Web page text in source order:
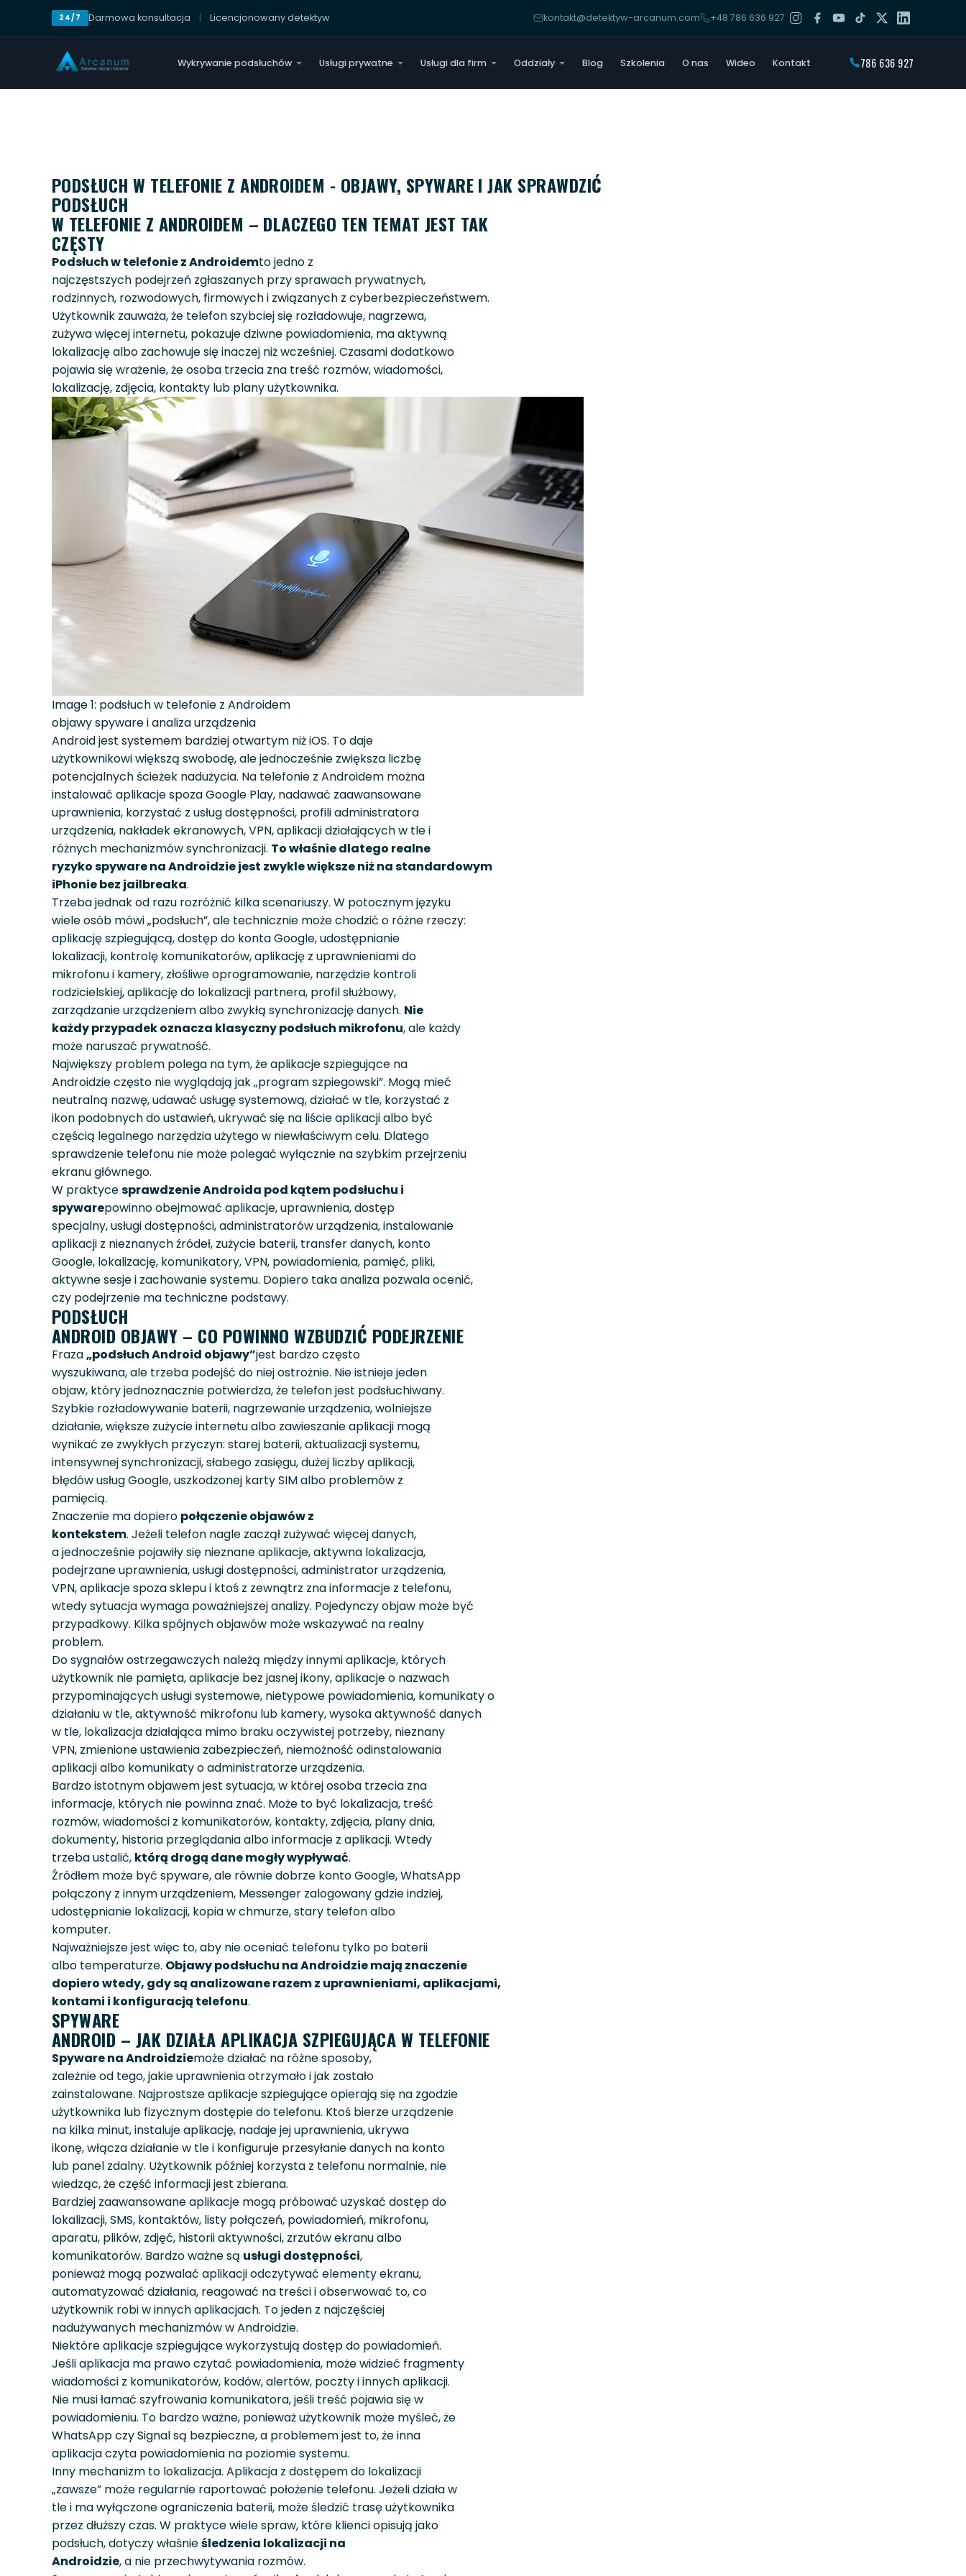
24/7 Darmowa konsultacja | Licencjonowany detektyw kontakt@detektyw-arcanum.com +48 786 636 927
Wykrywanie podsłuchów Usługi prywatne Usługi dla firm Oddziały Blog Szkolenia O nas Wideo Kontakt 786 636 927
PODSŁUCH W TELEFONIE Z ANDROIDEM - OBJAWY, SPYWARE I JAK SPRAWDZIĆ
PODSŁUCH
W TELEFONIE Z ANDROIDEM – DLACZEGO TEN TEMAT JEST TAK
CZĘSTY
Podsłuch w telefonie z Androidemto jedno z
najczęstszych podejrzeń zgłaszanych przy sprawach prywatnych,
rodzinnych, rozwodowych, firmowych i związanych z cyberbezpieczeństwem.
Użytkownik zauważa, że telefon szybciej się rozładowuje, nagrzewa,
zużywa więcej internetu, pokazuje dziwne powiadomienia, ma aktywną
lokalizację albo zachowuje się inaczej niż wcześniej. Czasami dodatkowo
pojawia się wrażenie, że osoba trzecia zna treść rozmów, wiadomości,
lokalizację, zdjęcia, kontakty lub plany użytkownika.
Image 1: podsłuch w telefonie z Androidem
objawy spyware i analiza urządzenia
Android jest systemem bardziej otwartym niż iOS. To daje
użytkownikowi większą swobodę, ale jednocześnie zwiększa liczbę
potencjalnych ścieżek nadużycia. Na telefonie z Androidem można
instalować aplikacje spoza Google Play, nadawać zaawansowane
uprawnienia, korzystać z usług dostępności, profili administratora
urządzenia, nakładek ekranowych, VPN, aplikacji działających w tle i
różnych mechanizmów synchronizacji. To właśnie dlatego realne
ryzyko spyware na Androidzie jest zwykle większe niż na standardowym
iPhonie bez jailbreaka.
Trzeba jednak od razu rozróżnić kilka scenariuszy. W potocznym języku
wiele osób mówi „podsłuch”, ale technicznie może chodzić o różne rzeczy:
aplikację szpiegującą, dostęp do konta Google, udostępnianie
lokalizacji, kontrolę komunikatorów, aplikację z uprawnieniami do
mikrofonu i kamery, złośliwe oprogramowanie, narzędzie kontroli
rodzicielskiej, aplikację do lokalizacji partnera, profil służbowy,
zarządzanie urządzeniem albo zwykłą synchronizację danych. Nie
każdy przypadek oznacza klasyczny podsłuch mikrofonu, ale każdy
może naruszać prywatność.
Największy problem polega na tym, że aplikacje szpiegujące na
Androidzie często nie wyglądają jak „program szpiegowski”. Mogą mieć
neutralną nazwę, udawać usługę systemową, działać w tle, korzystać z
ikon podobnych do ustawień, ukrywać się na liście aplikacji albo być
częścią legalnego narzędzia użytego w niewłaściwym celu. Dlatego
sprawdzenie telefonu nie może polegać wyłącznie na szybkim przejrzeniu
ekranu głównego.
W praktycesprawdzenie Androida pod kątem podsłuchu i
spywarepowinno obejmować aplikacje, uprawnienia, dostęp
specjalny, usługi dostępności, administratorów urządzenia, instalowanie
aplikacji z nieznanych źródeł, zużycie baterii, transfer danych, konto
Google, lokalizację, komunikatory, VPN, powiadomienia, pamięć, pliki,
aktywne sesje i zachowanie systemu. Dopiero taka analiza pozwala ocenić,
czy podejrzenie ma techniczne podstawy.
PODSŁUCH
ANDROID OBJAWY – CO POWINNO WZBUDZIĆ PODEJRZENIE
Fraza„podsłuch Android objawy”jest bardzo często
wyszukiwana, ale trzeba podejść do niej ostrożnie. Nie istnieje jeden
objaw, który jednoznacznie potwierdza, że telefon jest podsłuchiwany.
Szybkie rozładowywanie baterii, nagrzewanie urządzenia, wolniejsze
działanie, większe zużycie internetu albo zawieszanie aplikacji mogą
wynikać ze zwykłych przyczyn: starej baterii, aktualizacji systemu,
intensywnej synchronizacji, słabego zasięgu, dużej liczby aplikacji,
błędów usług Google, uszkodzonej karty SIM albo problemów z
pamięcią.
Znaczenie ma dopiero połączenie objawów z
kontekstem. Jeżeli telefon nagle zaczął zużywać więcej danych,
a jednocześnie pojawiły się nieznane aplikacje, aktywna lokalizacja,
podejrzane uprawnienia, usługi dostępności, administrator urządzenia,
VPN, aplikacje spoza sklepu i ktoś z zewnątrz zna informacje z telefonu,
wtedy sytuacja wymaga poważniejszej analizy. Pojedynczy objaw może być
przypadkowy. Kilka spójnych objawów może wskazywać na realny
problem.
Do sygnałów ostrzegawczych należą między innymi aplikacje, których
użytkownik nie pamięta, aplikacje bez jasnej ikony, aplikacje o nazwach
przypominających usługi systemowe, nietypowe powiadomienia, komunikaty o
działaniu w tle, aktywność mikrofonu lub kamery, wysoka aktywność danych
w tle, lokalizacja działająca mimo braku oczywistej potrzeby, nieznany
VPN, zmienione ustawienia zabezpieczeń, niemożność odinstalowania
aplikacji albo komunikaty o administratorze urządzenia.
Bardzo istotnym objawem jest sytuacja, w której osoba trzecia zna
informacje, których nie powinna znać. Może to być lokalizacja, treść
rozmów, wiadomości z komunikatorów, kontakty, zdjęcia, plany dnia,
dokumenty, historia przeglądania albo informacje z aplikacji. Wtedy
trzeba ustalić, którą drogą dane mogły wypływać.
Źródłem może być spyware, ale równie dobrze konto Google, WhatsApp
połączony z innym urządzeniem, Messenger zalogowany gdzie indziej,
udostępnianie lokalizacji, kopia w chmurze, stary telefon albo
komputer.
Najważniejsze jest więc to, aby nie oceniać telefonu tylko po baterii
albo temperaturze. Objawy podsłuchu na Androidzie mają znaczenie
dopiero wtedy, gdy są analizowane razem z uprawnieniami, aplikacjami,
kontami i konfiguracją telefonu.
SPYWARE
ANDROID – JAK DZIAŁA APLIKACJA SZPIEGUJĄCA W TELEFONIE
Spyware na Androidziemoże działać na różne sposoby,
zależnie od tego, jakie uprawnienia otrzymało i jak zostało
zainstalowane. Najprostsze aplikacje szpiegujące opierają się na zgodzie
użytkownika lub fizycznym dostępie do telefonu. Ktoś bierze urządzenie
na kilka minut, instaluje aplikację, nadaje jej uprawnienia, ukrywa
ikonę, włącza działanie w tle i konfiguruje przesyłanie danych na konto
lub panel zdalny. Użytkownik później korzysta z telefonu normalnie, nie
wiedząc, że część informacji jest zbierana.
Bardziej zaawansowane aplikacje mogą próbować uzyskać dostęp do
lokalizacji, SMS, kontaktów, listy połączeń, powiadomień, mikrofonu,
aparatu, plików, zdjęć, historii aktywności, zrzutów ekranu albo
komunikatorów. Bardzo ważne są usługi dostępności,
ponieważ mogą pozwalać aplikacji odczytywać elementy ekranu,
automatyzować działania, reagować na treści i obserwować to, co
użytkownik robi w innych aplikacjach. To jeden z najczęściej
nadużywanych mechanizmów w Androidzie.
Niektóre aplikacje szpiegujące wykorzystują dostęp do powiadomień.
Jeśli aplikacja ma prawo czytać powiadomienia, może widzieć fragmenty
wiadomości z komunikatorów, kodów, alertów, poczty i innych aplikacji.
Nie musi łamać szyfrowania komunikatora, jeśli treść pojawia się w
powiadomieniu. To bardzo ważne, ponieważ użytkownik może myśleć, że
WhatsApp czy Signal są bezpieczne, a problemem jest to, że inna
aplikacja czyta powiadomienia na poziomie systemu.
Inny mechanizm to lokalizacja. Aplikacja z dostępem do lokalizacji
„zawsze” może regularnie raportować położenie telefonu. Jeżeli działa w
tle i ma wyłączone ograniczenia baterii, może śledzić trasę użytkownika
przez dłuższy czas. W praktyce wiele spraw, które klienci opisują jako
podsłuch, dotyczy właśnieśledzenia lokalizacji na
Androidzie, a nie przechwytywania rozmów.